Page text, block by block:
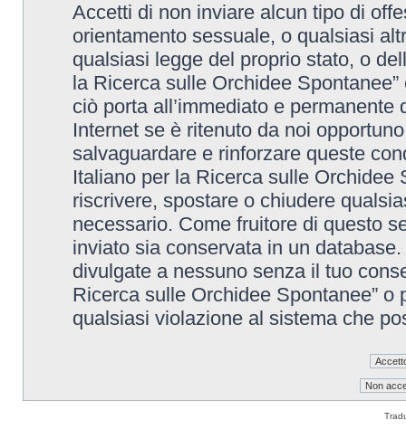
Accetti di non inviare alcun tipo di
orientamento sessuale, o qualsiasi
qualsiasi legge del proprio stato, o
la Ricerca sulle Orchidee
ciò porta all’immediato e
Internet se è ritenuto da noi
salvaguardare e rinforzare queste
Italiano per la Ricerca sulle Orchidee
riscrivere, spostare o chiudere
necessario. Come fruitore di questo
inviato sia conservata in un
divulgate a nessuno senza il tuo
Ricerca sulle Orchidee Spontanee”
qualsiasi violazione al sistema che